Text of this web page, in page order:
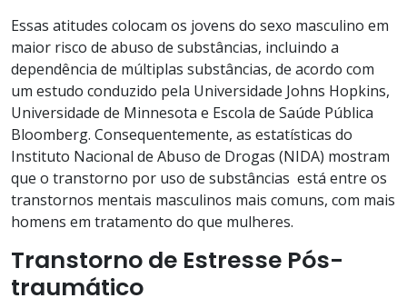
Essas atitudes colocam os jovens do sexo masculino em
maior risco de abuso de substâncias, incluindo a
dependência de múltiplas substâncias, de acordo com
um estudo conduzido pela Universidade Johns Hopkins,
Universidade de Minnesota e Escola de Saúde Pública
Bloomberg. Consequentemente, as estatísticas do
Instituto Nacional de Abuso de Drogas (NIDA) mostram
que o transtorno por uso de substâncias está entre os
transtornos mentais masculinos mais comuns, com mais
homens em tratamento do que mulheres.
Transtorno de Estresse Pós-
traumático